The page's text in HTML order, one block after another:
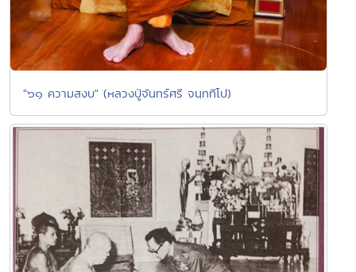
"๖๑ ความสงบ" (หลวงปู่จันทร์ศรี จนฺททีโป)